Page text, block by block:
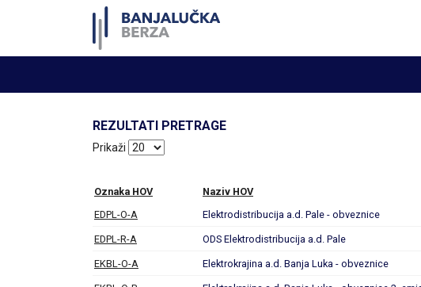
REZULTATI PRETRAGE
Prikaži
Oznaka HOV Naziv HOV
EDPL-O-A Elektrodistribucija a.d. Pale - obveznice
EDPL-R-A ODS Elektrodistribucija a.d. Pale
EKBL-O-A Elektrokrajina a.d. Banja Luka - obveznice